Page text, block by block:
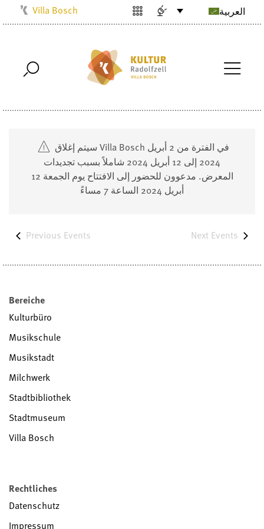
Musikschule
Stadtmuseum
Villa Bosch
Radolfzell1200
العربية
2024 إلى 12 أبريل 2024 شاملاً بسبب تجديدات
المعرض. مدعوون للحضور إلى الافتتاح يوم الجمعة 12
أبريل 2024 الساعة 7 مساءً
Previous Events Next Events
Bereiche
Kulturbüro
Musikschule
Musikstadt
Milchwerk
Stadtbibliothek
Stadtmuseum
Villa Bosch
Rechtliches
Datenschutz
Impressum